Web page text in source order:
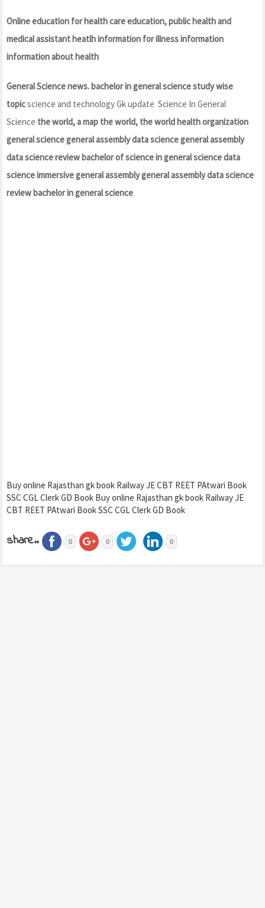
Online education for health care education, public health and
medical assistant heatlh information for illness information
information about health
General Science news. bachelor in general science study wise
topicscience and technology Gk update Science In General
Science the world, a map the world, the world health organization
general science general assembly data science general assembly
data science review bachelor of science in general science data
science immersive general assembly general assembly data science
review bachelor in general science
Buy online Rajasthan gk book Railway JE CBT REET PAtwari Book
SSC CGL Clerk GD Book Buy online Rajasthan gk book Railway JE
CBT REET PAtwari Book SSC CGL Clerk GD Book
share.. 0 0 0